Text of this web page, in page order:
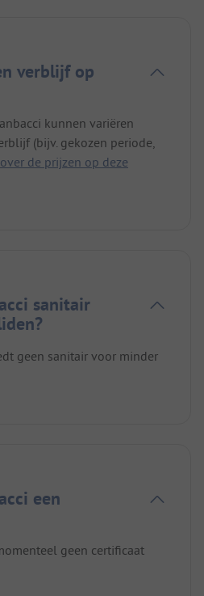
verblijf op
kunnen variëren
(bijv. gekozen periode,
de prijzen op deze
sanitair
geen sanitair voor minder
een
geen certificaat